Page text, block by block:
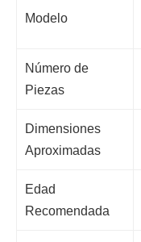
Modelo
Número de
Piezas
Dimensiones
Aproximadas
Edad
Recomendada